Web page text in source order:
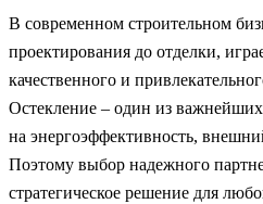
В современном строительном
проектирования до отделки,
качественного и
Остекление – один из
на энергоэффективность,
Поэтому выбор надежного
стратегическое решение для